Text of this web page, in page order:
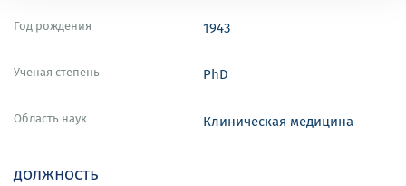
Год рождения 1943
Ученая степень PhD
Область наук Клиническая медицина
должность